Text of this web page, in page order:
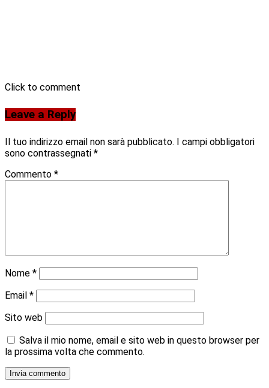
Click to comment
Leave a Reply
Il tuo indirizzo email non sarà pubblicato. I campi obbligatori
sono contrassegnati *
Commento *
Nome *
Email *
Sito web
Salva il mio nome, email e sito web in questo browser per
la prossima volta che commento.